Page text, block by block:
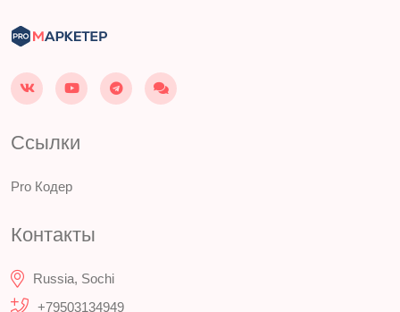
Ссылки
Pro Кодер
Контакты
Russia, Sochi
+79503134949